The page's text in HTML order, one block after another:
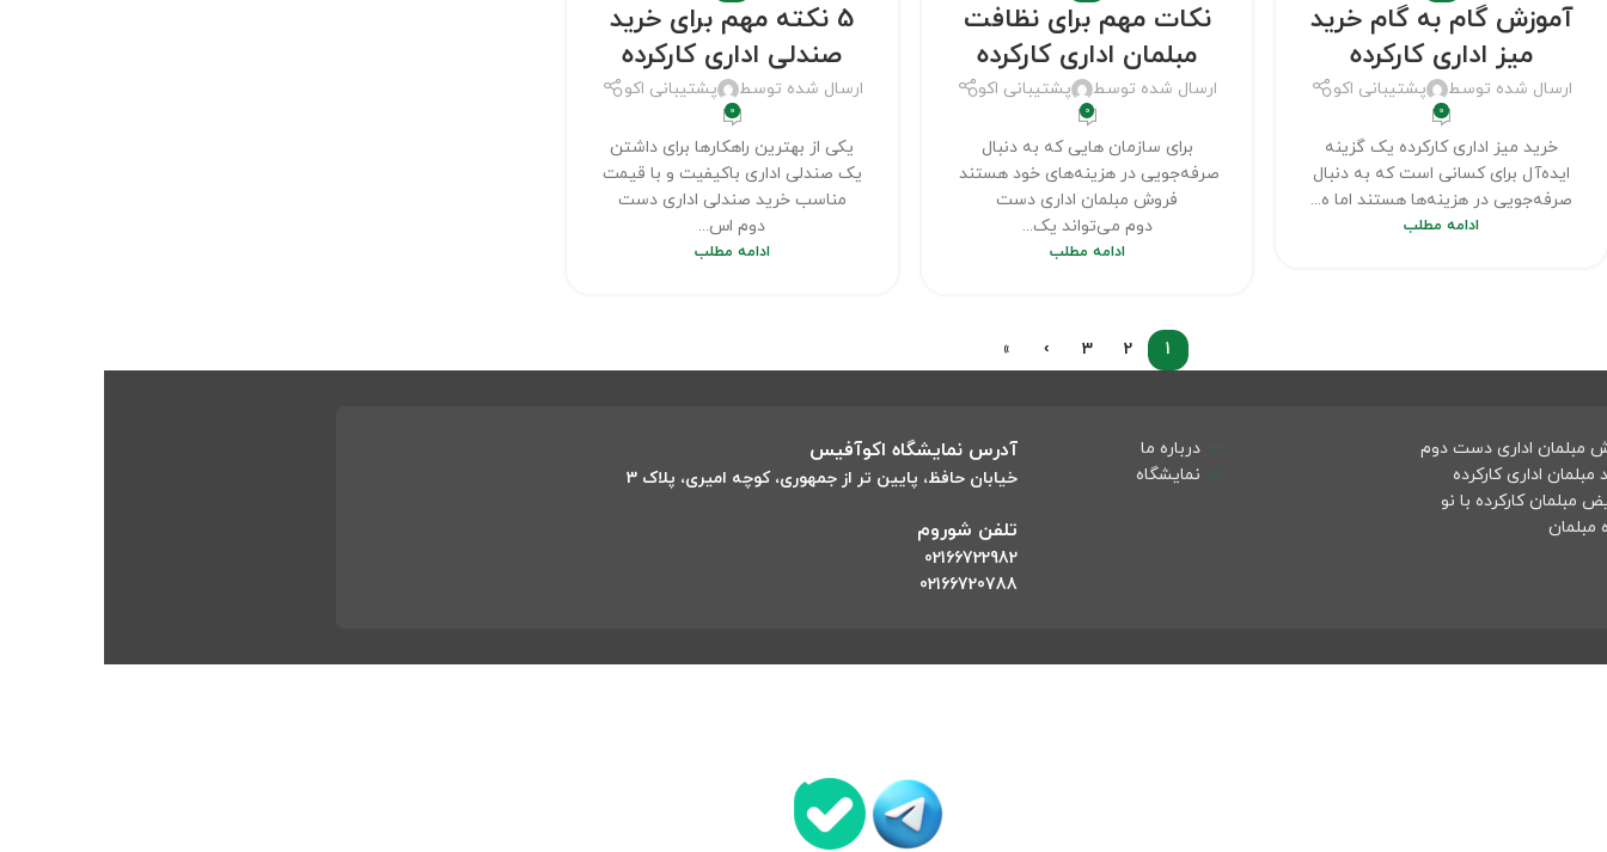
آموزش گام به گام خرید
میز اداری کارکرده
ارسال شده توسط پشتیبانی اکو
0
خرید میز اداری کارکرده یک گزینه
ایده‌آل برای کسانی است که به دنبال
صرفه‌جویی در هزینه‌ها هستند اما ه...
ادامه مطلب
نکات مهم برای نظافت
مبلمان اداری کارکرده
ارسال شده توسط پشتیبانی اکو
0
برای سازمان هایی که به دنبال
صرفه‌جویی در هزینه‌های خود هستند
فروش مبلمان اداری دست
دوم می‌تواند یک...
ادامه مطلب
5 نکته مهم برای خرید
صندلی اداری کارکرده
ارسال شده توسط پشتیبانی اکو
0
یکی از بهترین راهکارها برای داشتن
یک صندلی اداری باکیفیت و با قیمت
مناسب خرید صندلی اداری دست
دوم اس...
ادامه مطلب
1
2
3
›
»
مبلمان اداری دست دوم
مبلمان اداری کارکرده
مبلمان کارکرده با نو
مبلمان
درباره ما
نمایشگاه
آدرس نمایشگاه اکوآفیس
خیابان حافظ، پایین تر از جمهوری، کوچه امیری، پلاک 3
تلفن شوروم
02166722982
02166720788